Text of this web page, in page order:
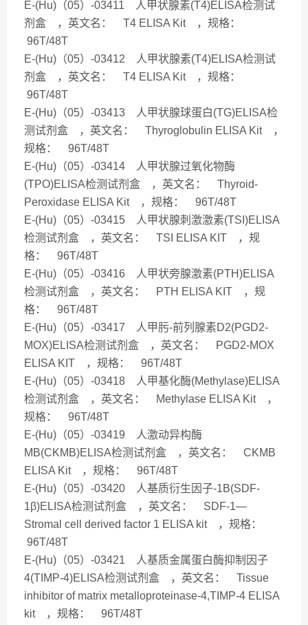
E-(Hu)（05）-03411 人甲状腺素(T4)ELISA检测试
剂盒 ，英文名： T4 ELISA Kit ，规格：
96T/48T
E-(Hu)（05）-03412 人甲状腺素(T4)ELISA检测试
剂盒 ，英文名： T4 ELISA Kit ，规格：
96T/48T
E-(Hu)（05）-03413 人甲状腺球蛋白(TG)ELISA检
测试剂盒 ，英文名： Thyroglobulin ELISA Kit ，
规格： 96T/48T
E-(Hu)（05）-03414 人甲状腺过氧化物酶
(TPO)ELISA检测试剂盒 ，英文名： Thyroid-
Peroxidase ELISA Kit ，规格： 96T/48T
E-(Hu)（05）-03415 人甲状腺刺激激素(TSI)ELISA
检测试剂盒 ，英文名： TSI ELISA KIT ，规
格： 96T/48T
E-(Hu)（05）-03416 人甲状旁腺激素(PTH)ELISA
检测试剂盒 ，英文名： PTH ELISA KIT ，规
格： 96T/48T
E-(Hu)（05）-03417 人甲肟-前列腺素D2(PGD2-
MOX)ELISA检测试剂盒 ，英文名： PGD2-MOX
ELISA KIT ，规格： 96T/48T
E-(Hu)（05）-03418 人甲基化酶(Methylase)ELISA
检测试剂盒 ，英文名： Methylase ELISA Kit ，
规格： 96T/48T
E-(Hu)（05）-03419 人激动异构酶
MB(CKMB)ELISA检测试剂盒 ，英文名： CKMB
ELISA Kit ，规格： 96T/48T
E-(Hu)（05）-03420 人基质衍生因子-1B(SDF-
1β)ELISA检测试剂盒 ，英文名： SDF-1—
Stromal cell derived factor 1 ELISA kit ，规格：
96T/48T
E-(Hu)（05）-03421 人基质金属蛋白酶抑制因子
4(TIMP-4)ELISA检测试剂盒 ，英文名： Tissue
inhibitor of matrix metalloproteinase-4,TIMP-4 ELISA
kit ，规格： 96T/48T